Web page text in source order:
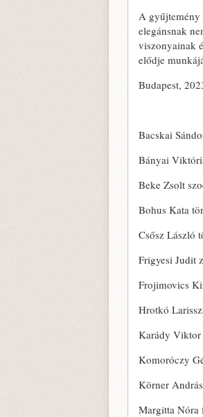
A gyűjtemény
elegánsnak
viszonyainak
elődje
Budapest,
Bacskai
Bányai
Beke Zsolt
Bohus Kata
Csősz László
Frigyesi Judit
Frojimovics
Hrotkó
Karády Viktor
Komoróczy
Körner
Margitta Nóra